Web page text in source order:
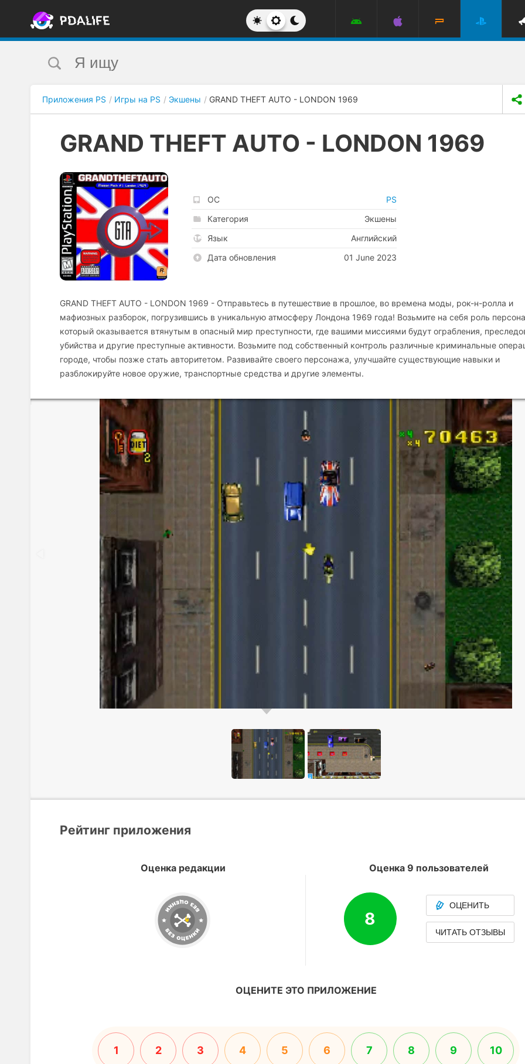
Приложения PS Игры на PS Экшены GRAND THEFT AUTO - LONDON 1969
GRAND THEFT AUTO - LONDON 1969
ОС
PS
Категория
Экшены
Язык
Английский
Дата обновления
01 June 2023
GRAND THEFT AUTO - LONDON 1969 - Отправьтесь в путешествие в прошлое, во времена моды, рок-н-ролла и
мафиозных разборок, погрузившись в уникальную атмосферу Лондона 1969 года! Возьмите на себя роль
который оказывается втянутым в опасный мир преступности, где вашими миссиями будут ограбления,
убийства и другие преступные активности. Возьмите под собственный контроль различные криминальные
городе, чтобы позже стать авторитетом. Развивайте своего персонажа, улучшайте существующие навыки и
разблокируйте новое оружие, транспортные средства и другие элементы.
Рейтинг приложения
Оценка редакции Оценка 9 пользователей
8
ОЦЕНИТЬ
ЧИТАТЬ ОТЗЫВЫ
ОЦЕНИТЕ ЭТО ПРИЛОЖЕНИЕ
1 2 3 4 5 6 7 8 9 10